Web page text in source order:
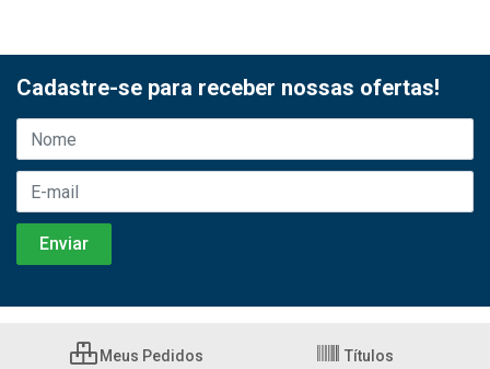
Cadastre-se para receber nossas ofertas!
Meus Pedidos Títulos